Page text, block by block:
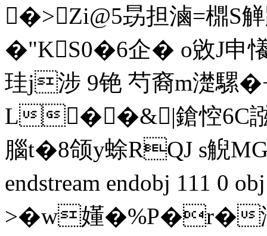
�>Zi@5昮担滷=檙S
�"KS0�6企� o敓J申懩
珪j涉 9铯 芍裔m濋騾
L��&|鎗悾6C誸
腦t�8颌y蜍RQJ s觬
endstream endobj 111 0
>�w嬞�%P�r�